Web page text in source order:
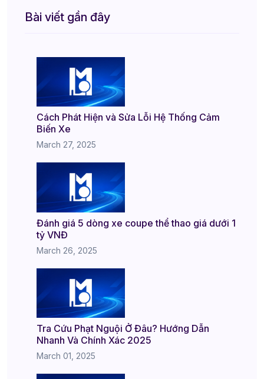
Bài viết gần đây
Cách Phát Hiện và Sửa Lỗi Hệ Thống Cảm
Biến Xe
March 27, 2025
Đánh giá 5 dòng xe coupe thể thao giá dưới 1
tỷ VNĐ
March 26, 2025
Tra Cứu Phạt Nguội Ở Đâu? Hướng Dẫn
Nhanh Và Chính Xác 2025
March 01, 2025